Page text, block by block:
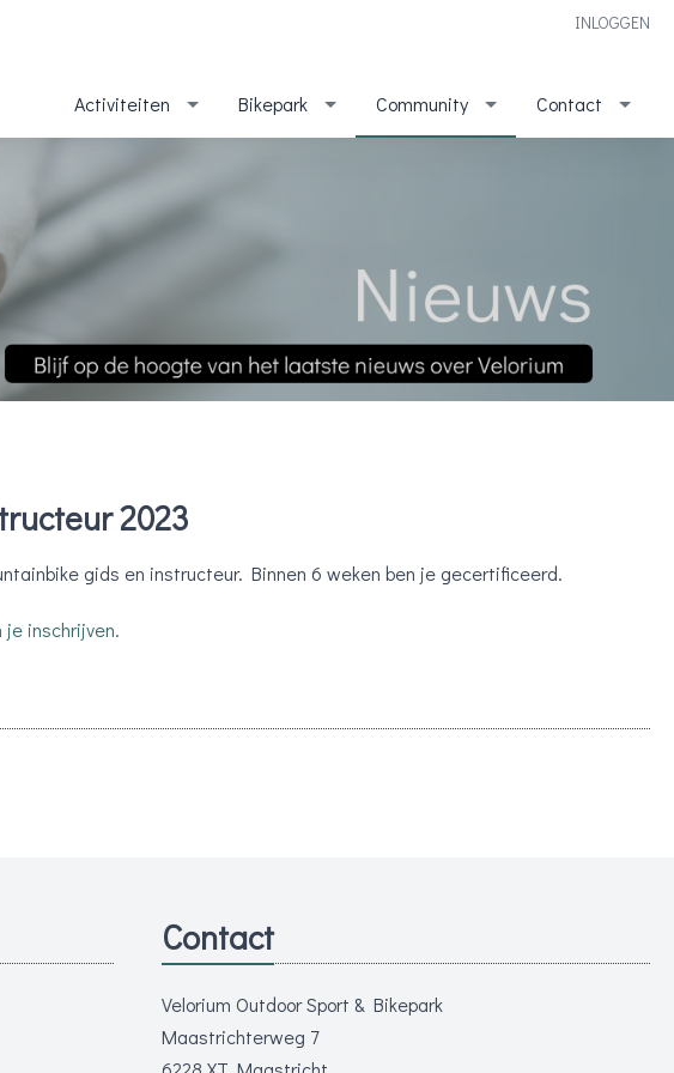
INLOGGEN
Activiteiten Bikepark Community Contact
2023
gids en instructeur. Binnen 6 weken ben je gecertificeerd.
je inschrijven.
Contact
Velorium Outdoor Sport & Bikepark
Maastrichterweg 7